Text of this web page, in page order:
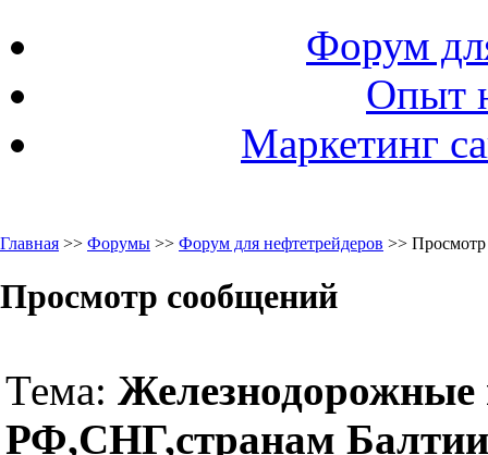
Форум
Опыт
Маркетинг
Главная >> Форумы >> Форум для нефтетрейдеров >>
Просмотр сообщений
Тема: Железнодорожные
РФ,СНГ,странам